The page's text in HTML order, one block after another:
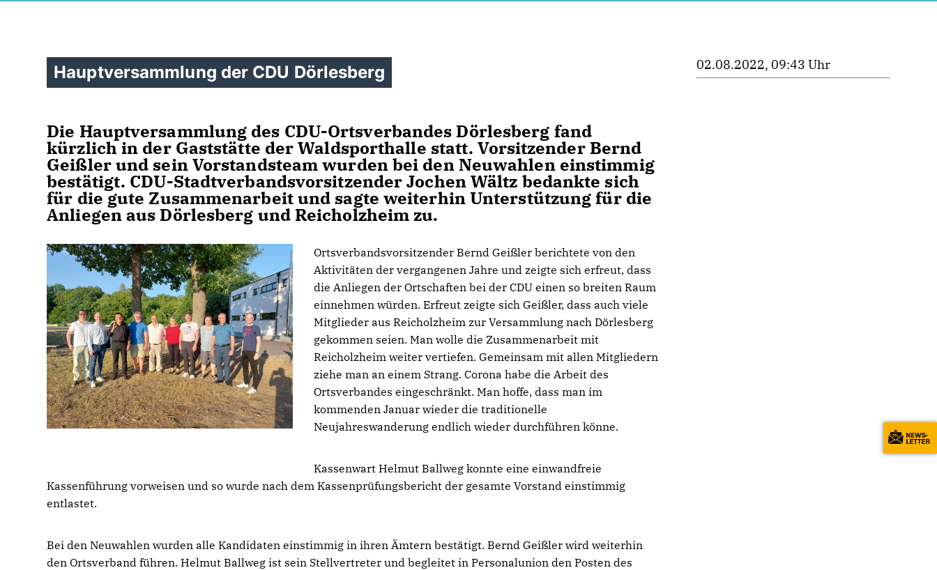
Hauptversammlung der CDU Dörlesberg
Die Hauptversammlung des CDU-Ortsverbandes Dörlesberg fand
kürzlich in der Gaststätte der Waldsporthalle statt. Vorsitzender Bernd
Geißler und sein Vorstandsteam wurden bei den Neuwahlen einstimmig
bestätigt. CDU-Stadtverbandsvorsitzender Jochen Wältz bedankte sich
für die gute Zusammenarbeit und sagte weiterhin Unterstützung für die
Anliegen aus Dörlesberg und Reicholzheim zu.
Ortsverbandsvorsitzender Bernd Geißler berichtete von den
Aktivitäten der vergangenen Jahre und zeigte sich erfreut, dass
die Anliegen der Ortschaften bei der CDU einen so breiten Raum
einnehmen würden. Erfreut zeigte sich Geißler, dass auch viele
Mitglieder aus Reicholzheim zur Versammlung nach Dörlesberg
gekommen seien. Man wolle die Zusammenarbeit mit
Reicholzheim weiter vertiefen. Gemeinsam mit allen Mitgliedern
ziehe man an einem Strang. Corona habe die Arbeit des
Ortsverbandes eingeschränkt. Man hoffe, dass man im
kommenden Januar wieder die traditionelle
Neujahreswanderung endlich wieder durchführen könne.
Kassenwart Helmut Ballweg konnte eine einwandfreie
Kassenführung vorweisen und so wurde nach dem Kassenprüfungsbericht der gesamte Vorstand einstimmig
entlastet.
Bei den Neuwahlen wurden alle Kandidaten einstimmig in ihren Ämtern bestätigt. Bernd Geißler wird weiterhin
den Ortsverband führen. Helmut Ballweg ist sein Stellvertreter und begleitet in Personalunion den Posten des
02.08.2022, 09:43 Uhr